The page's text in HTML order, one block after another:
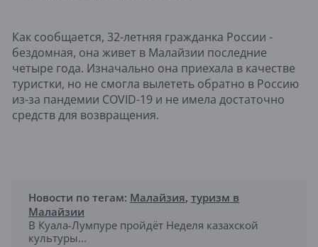
Как сообщается, 32-летняя гражданка России -
бездомная, она живет в Малайзии последние
четыре года. Изначально она приехала в качестве
туристки, но не смогла вылететь обратно в Россию
из-за пандемии COVID-19 и не имела достаточно
средств для возвращения.
Новости по тегам: Малайзия, туризм в
Малайзии
В Куала-Лумпуре пройдёт Неделя казахской
культуры...